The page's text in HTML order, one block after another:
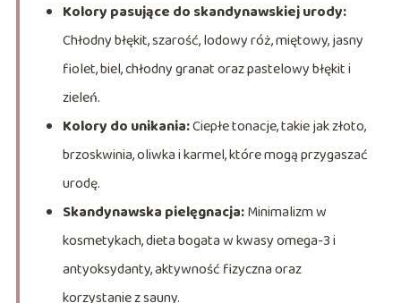
Kolory pasujące do skandynawskiej urody:
Chłodny błękit, szarość, lodowy róż, miętowy, jasny
fiolet, biel, chłodny granat oraz pastelowy błękit i
zieleń.
Kolory do unikania:Ciepłe tonacje, takie jak złoto,
brzoskwinia, oliwka i karmel, które mogą przygaszać
urodę.
Skandynawska pielęgnacja:Minimalizm w
kosmetykach, dieta bogata w kwasy omega-3 i
antyoksydanty, aktywność fizyczna oraz
korzystanie z sauny.